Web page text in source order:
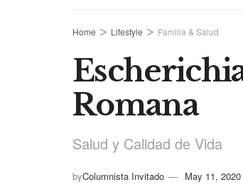
Home Lifestyle Familia & Salud
Romana
Salud y Calidad de Vida
byColumnista Invitado May 11, 2020